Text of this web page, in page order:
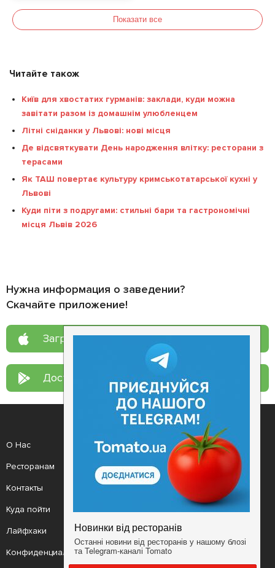
культуру в Україні
Показати все
Читайте також
Київ для хвостатих гурманів: заклади, куди можна
завітати разом із домашнім улюбленцем
Літні сніданки у Львові: нові місця
Де відсвяткувати День народження влітку: ресторани з
терасами
Як ТАШ повертає культуру кримськотатарської кухні у
Львові
Куди піти з подругами: стильні бари та гастрономічні
місця Львів 2026
Нужна информация о заведении?
Скачайте приложение!
Загрузите в App Store
Доступно в Google Play
О Нас
Ресторанам
Контакты
Куда пойти
Лайфхаки
Конфиденциальность
Рецепт дня
Новости
Анонсы
Здоровье
Мобильное приложение
Условия